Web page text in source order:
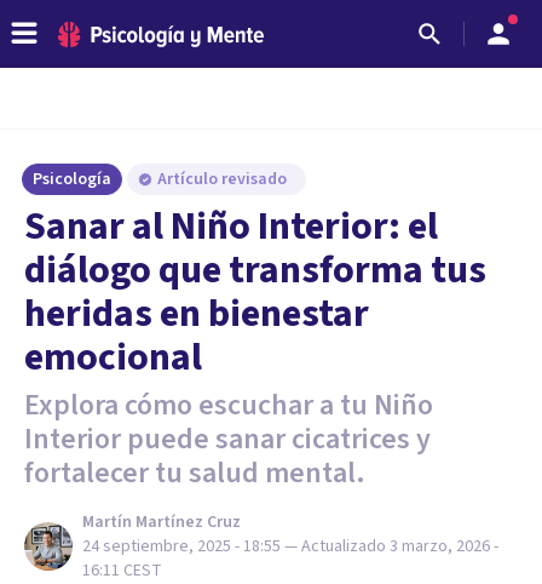
Psicología Artículo revisado
Sanar al Niño Interior: el
diálogo que transforma tus
heridas en bienestar
emocional
Explora cómo escuchar a tu Niño
Interior puede sanar cicatrices y
fortalecer tu salud mental.
Martín Martínez Cruz
24 septiembre, 2025 - 18:55 — Actualizado 3 marzo, 2026 -
16:11 CEST